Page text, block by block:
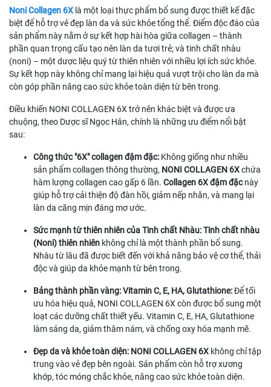
Noni Collagen 6X là một loại thực phẩm bổ sung được thiết kế đặc
biệt để hỗ trợ vẻ đẹp làn da và sức khỏe tổng thể. Điểm độc đáo của
sản phẩm này nằm ở sự kết hợp hài hòa giữa collagen – thành
phần quan trọng cấu tạo nên làn da tươi trẻ; và tinh chất nhàu
(noni) – một dược liệu quý từ thiên nhiên với nhiều lợi ích sức khỏe.
Sự kết hợp này không chỉ mang lại hiệu quả vượt trội cho làn da mà
còn góp phần nâng cao sức khỏe toàn diện từ bên trong.
Điều khiến NONI COLLAGEN 6X trở nên khác biệt và được ưa
chuộng, theo Dược sĩ Ngọc Hân, chính là những ưu điểm nổi bật
sau:
Công thức "6X" collagen đậm đặc: Không giống như nhiều
sản phẩm collagen thông thường, NONI COLLAGEN 6Xchứa
hàm lượng collagen cao gấp 6 lần. Collagen 6X đậm đặcnày
giúp hỗ trợ cải thiện độ đàn hồi, giảm nếp nhăn, và mang lại
làn da căng mịn đáng mơ ước.
Sức mạnh từ thiên nhiên của Tinh chất Nhàu:Tinh chất nhàu
(Noni) thiên nhiên không chỉ là một thành phần bổ sung.
Nhàu từ lâu đã được biết đến với khả năng bảo vệ cơ thể, thải
độc và giúp da khỏe mạnh từ bên trong.
Bảng thành phần vàng: Vitamin C, E, HA, Glutathione:Để tối
ưu hóa hiệu quả, NONI COLLAGEN 6X còn được bổ sung một
loạt các dưỡng chất thiết yếu. Vitamin C, E, HA, Glutathione
làm sáng da, giảm thâm nám, và chống oxy hóa mạnh mẽ.
Đẹp da và khỏe toàn diện: NONI COLLAGEN 6X không chỉ tập
trung vào vẻ đẹp bên ngoài. Sản phẩm còn hỗ trợ xương
khớp, tóc móng chắc khỏe, nâng cao sức khỏe toàn diện.